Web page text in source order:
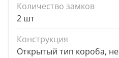
Количество замков
2 шт
Конструкция
Открытый тип короба,